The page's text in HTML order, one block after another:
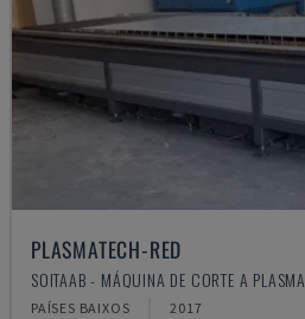
PLASMATECH-RED
SOITAAB - MÁQUINA DE CORTE A PLASMA
PAÍSES BAIXOS 2017